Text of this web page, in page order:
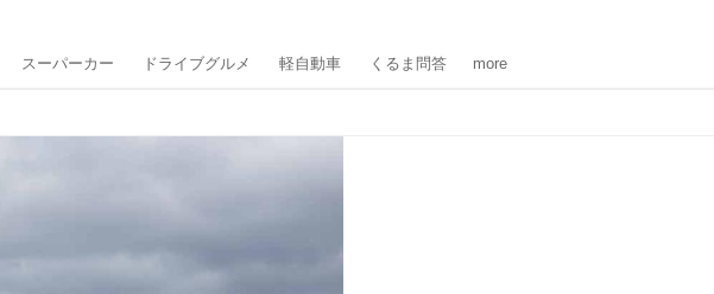
スーパーカー ドライブグルメ 軽自動車 くるま問答 more